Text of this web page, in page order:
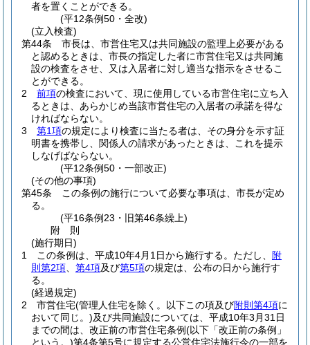
者を置くことができる。
(平12条例50・全改)
(立入検査)
第44条
市長は、市営住宅又は共同施設の監理上必要がある
と認めるときは、市長の指定した者に市営住宅又は共同施
設の検査をさせ、又は入居者に対し適当な指示をさせるこ
とができる。
2
前項の検査において、現に使用している市営住宅に立ち入
るときは、あらかじめ当該市営住宅の入居者の承諾を得な
ければならない。
3
第1項の規定により検査に当たる者は、その身分を示す証
明書を携帯し、関係人の請求があったときは、これを提示
しなげばならない。
(平12条例50・一部改正)
(その他の事項)
第45条
この条例の施行について必要な事項は、市長が定め
る。
(平16条例23・旧第46条繰上)
附 則
(施行期日)
1
この条例は、平成10年4月1日から施行する。 ただし、
附
則第2項
第4項及び第5項の規定は、公布の日から施行す
る。
(経過規定)
2
市営住宅(管理人住宅を除く。以下この項及び附則第4項に
おいて同じ。)及び共同施設については、平成10年3月31日
までの間は、改正前の市営住宅条例(以下「改正前の条例」
という。)第4条第5号に規定する公営住宅法施行令の一部を